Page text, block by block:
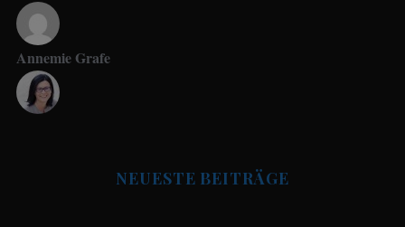
Annemie Grafe
NEUESTE BEITRÄGE